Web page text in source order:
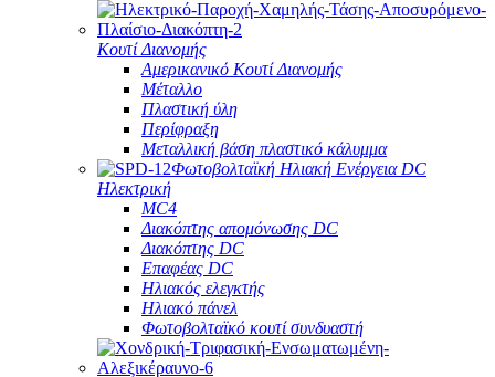
Κουτί Διανομής
Αμερικανικό Κουτί Διανομής
Μέταλλο
Πλαστική ύλη
Περίφραξη
Μεταλλική βάση πλαστικό κάλυμμα
Φωτοβολταϊκή Ηλιακή Ενέργεια DC
Ηλεκτρική
MC4
Διακόπτης απομόνωσης DC
Διακόπτης DC
Επαφέας DC
Ηλιακός ελεγκτής
Ηλιακό πάνελ
Φωτοβολταϊκό κουτί συνδυαστή